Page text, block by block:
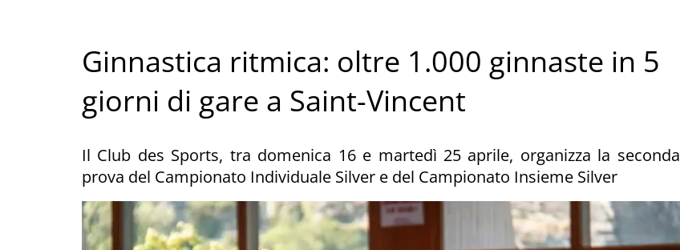
Ginnastica ritmica: oltre 1.000 ginnaste in 5
giorni di gare a Saint-Vincent
Il Club des Sports, tra domenica 16 e martedì 25 aprile, organizza la seconda
prova del Campionato Individuale Silver e del Campionato Insieme Silver